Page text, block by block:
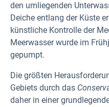
den umliegenden
Deiche entlang der Küste
künstliche Kontrolle der
Meerwasser wurde im
gepumpt.
Die größten
Gebiets durch das
daher in einer